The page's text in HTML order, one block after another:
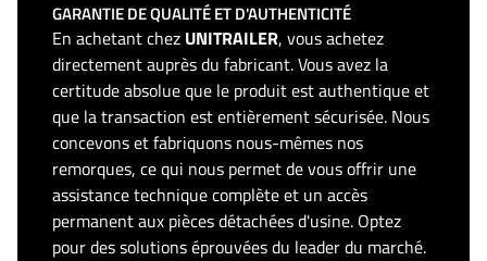
GARANTIE DE QUALITÉ ET D'AUTHENTICITÉ
En achetant chez UNITRAILER, vous achetez
directement auprès du fabricant. Vous avez la
certitude absolue que le produit est authentique et
que la transaction est entièrement sécurisée. Nous
concevons et fabriquons nous-mêmes nos
remorques, ce qui nous permet de vous offrir une
assistance technique complète et un accès
permanent aux pièces détachées d'usine. Optez
pour des solutions éprouvées du leader du marché.